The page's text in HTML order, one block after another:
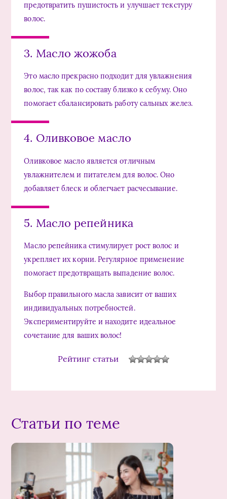
предотвратить пушистость и улучшает текстуру
волос.
3. Масло жожоба
Это масло прекрасно подходит для увлажнения
волос, так как по составу близко к себуму. Оно
помогает сбалансировать работу сальных желез.
4. Оливковое масло
Оливковое масло является отличным
увлажнителем и питателем для волос. Оно
добавляет блеск и облегчает расчесывание.
5. Масло репейника
Масло репейника стимулирует рост волос и
укрепляет их корни. Регулярное применение
помогает предотвращать выпадение волос.
Выбор правильного масла зависит от ваших
индивидуальных потребностей.
Экспериментируйте и находите идеальное
сочетание для ваших волос!
Рейтинг статьи
Статьи по теме